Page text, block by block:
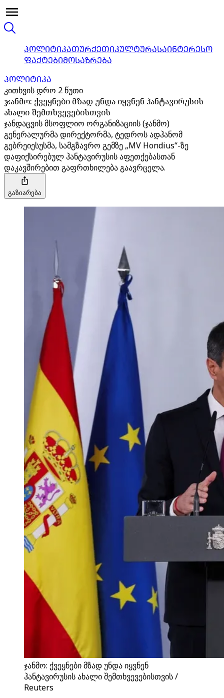
ᲞᲝᲚᲘᲢᲘᲙᲐᲗᲣᲠᲥᲔᲗᲘᲙᲣᲚᲢᲣᲠᲐᲡᲐᲘᲜᲢᲔᲠᲔᲡᲝ
ᲤᲐᲥᲢᲔᲑᲘᲛᲝᲡᲐᲖᲠᲔᲑᲐ
ᲞᲝᲚᲘᲢᲘᲙᲐ
კითხვის დრო 2 წუთი
ჯანმო: ქვეყნები მზად უნდა იყვნენ ჰანტავირუსის
ახალი შემთხვევებისთვის
ჯანდაცვის მსოფლიო ორგანიზაციის (ჯანმო)
გენერალურმა დირექტორმა, ტედროს ადჰანომ
გებრეიესუსმა, სამგზავრო გემზე „MV Hondius“-ზე
დაფიქსირებულ ჰანტავირუსის აფეთქებასთან
დაკავშირებით გაფრთხილება გაავრცელა.
გაზიარება
ჯანმო: ქვეყნები მზად უნდა იყვნენ
ჰანტავირუსის ახალი შემთხვევებისთვის /
Reuters